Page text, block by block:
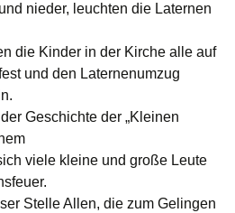
nieder, leuchten die Laternen
die Kinder in der Kirche alle auf
und den Laternenumzug
Geschichte der „Kleinen
viele kleine und große Leute
Stelle Allen, die zum Gelingen